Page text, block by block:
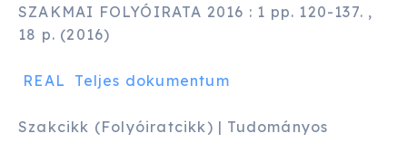
SZAKMAI FOLYÓIRATA 2016 : 1 pp. 120-137. ,
18 p. (2016)
REAL Teljes dokumentum
Szakcikk (Folyóiratcikk) | Tudományos